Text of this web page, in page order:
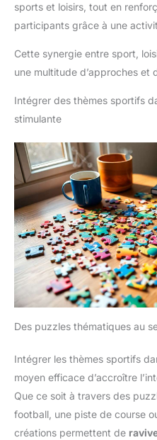
sports et loisirs, tout en
participants grâce à une
Cette synergie entre sport,
une multitude d’approches et
Intégrer des thèmes sportifs
stimulante
Des puzzles thématiques au
Intégrer les thèmes sportifs
moyen efficace d’accroître
Que ce soit à travers des
football, une piste de course
créations permettent de